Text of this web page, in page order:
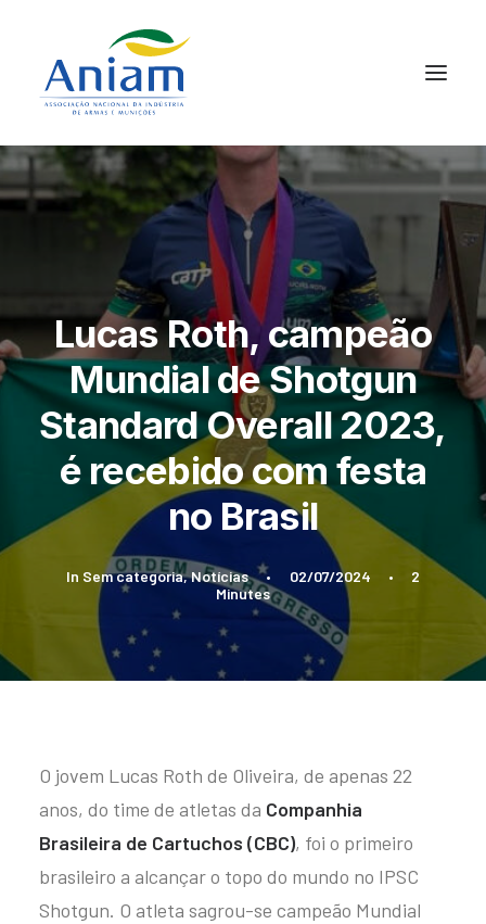
Lucas Roth, campeão
Mundial de Shotgun
Standard Overall 2023,
é recebido com festa
no Brasil
In Sem categoria,Notícias • 02/07/2024 •
2
Minutes
O jovem Lucas Roth de Oliveira, de apenas 22
anos, do time de atletas da Companhia
Brasileira de Cartuchos (CBC), foi o primeiro
brasileiro a alcançar o topo do mundo no IPSC
Shotgun. O atleta sagrou-se campeão Mundial